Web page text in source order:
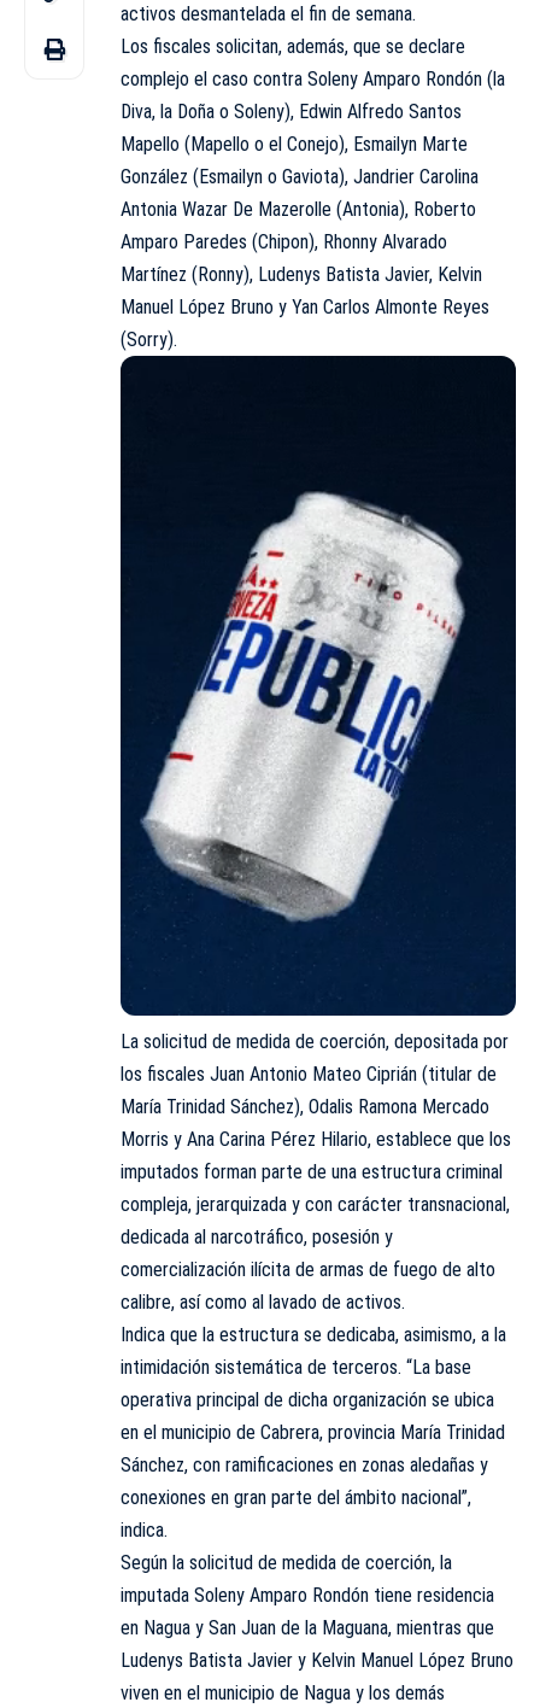
activos desmantelada el fin de semana.
Los fiscales solicitan, además, que se declare
complejo el caso contra Soleny Amparo Rondón (la
Diva, la Doña o Soleny), Edwin Alfredo Santos
Mapello (Mapello o el Conejo), Esmailyn Marte
González (Esmailyn o Gaviota), Jandrier Carolina
Antonia Wazar De Mazerolle (Antonia), Roberto
Amparo Paredes (Chipon), Rhonny Alvarado
Martínez (Ronny), Ludenys Batista Javier, Kelvin
Manuel López Bruno y Yan Carlos Almonte Reyes
(Sorry).
La solicitud de medida de coerción, depositada por
los fiscales Juan Antonio Mateo Ciprián (titular de
María Trinidad Sánchez), Odalis Ramona Mercado
Morris y Ana Carina Pérez Hilario, establece que los
imputados forman parte de una estructura criminal
compleja, jerarquizada y con carácter transnacional,
dedicada al narcotráfico, posesión y
comercialización ilícita de armas de fuego de alto
calibre, así como al lavado de activos.
Indica que la estructura se dedicaba, asimismo, a la
intimidación sistemática de terceros. “La base
operativa principal de dicha organización se ubica
en el municipio de Cabrera, provincia María Trinidad
Sánchez, con ramificaciones en zonas aledañas y
conexiones en gran parte del ámbito nacional”,
indica.
Según la solicitud de medida de coerción, la
imputada Soleny Amparo Rondón tiene residencia
en Nagua y San Juan de la Maguana, mientras que
Ludenys Batista Javier y Kelvin Manuel López Bruno
viven en el municipio de Nagua y los demás